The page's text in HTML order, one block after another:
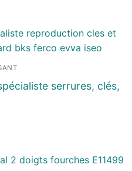
serrures, clés,